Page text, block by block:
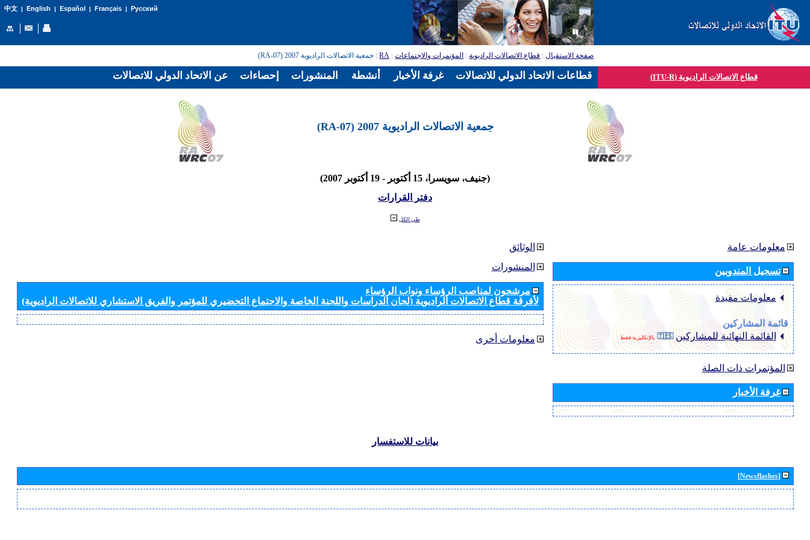
中文| English | Español | Français| Русский
صفحة الاستقبال: قطاع الاتصالات الراديوية: المؤتمرات والاجتماعات:
RA: جمعية الاتصالات الراديوية 2007 (RA-07)
قطاع الاتصالات الراديوية (ITU-R)
جمعية الاتصالات الراديوية 2007 (RA-07)
(جنيف، سويسرا، 15 أكتوبر - 19 أكتوبر 2007)
دفتر القرارات
طي الكل
الوثائق
المنشورات
مرشحون لمناصب الرؤساء ونواب الرؤساء
لأفرقة قطاع الاتصالات الراديوية (لجان الدراسات واللجنة الخاصة والاجتماع التحضيري للمؤتمر والفريق الاستشاري للاتصالات الراديوية)
معلومات أخرى
معلومات عامة
تسجيل المندوبين
معلومات مفيدة
قائمة المشاركين
القائمة النهائية للمشاركين
بالإنكليزية فقط
المؤتمرات ذات الصلة
غرفة الأخبار
بيانات للاستفسار
[Newsflashes]
عن الاتحاد الدولي للاتصالات إحصاءات المنشورات أنشطة غرفة الأخبار قطاعات الاتحاد الدولي للاتصالات